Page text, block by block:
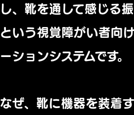
し、靴を通して感じる
という視覚障がい者向
ーションシステムです。
なぜ、靴に機器を装着